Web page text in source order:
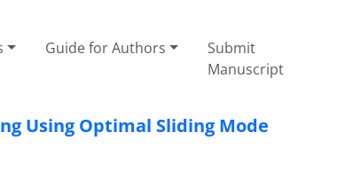
Guide for Authors
Submit
Manuscript
Using Optimal Sliding Mode